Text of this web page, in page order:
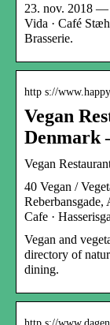
23. nov. 2018 —
Vida · Café
Brasserie.
http s://
Vegan
Denmark
Vegan
40 Vegan /
Cafe ·
Vegan and
directory of
dining.